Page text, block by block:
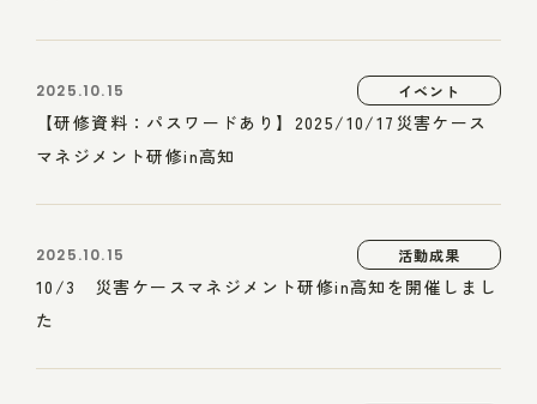
2025.10.15 イベント
【研修資料：パスワードあり】2025/10/17災害ケース
マネジメント研修in高知
2025.10.15 活動成果
10/3 災害ケースマネジメント研修in高知を開催しまし
た